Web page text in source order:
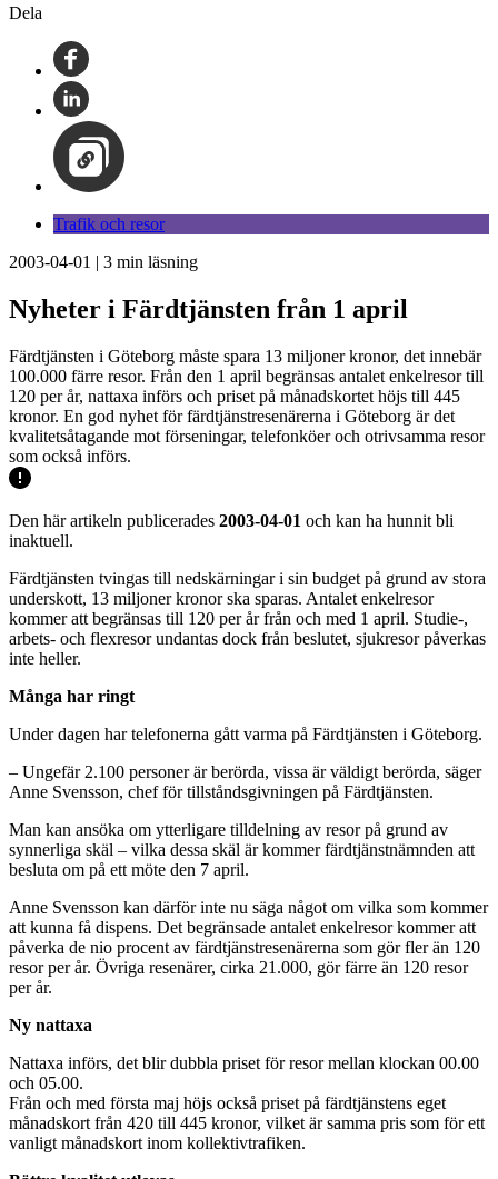
Dela
Trafik och resor
2003-04-01 | 3 min läsning
Nyheter i Färdtjänsten från 1 april
Färdtjänsten i Göteborg måste spara 13 miljoner kronor, det innebär
100.000 färre resor. Från den 1 april begränsas antalet enkelresor till
120 per år, nattaxa införs och priset på månadskortet höjs till 445
kronor. En god nyhet för färdtjänstresenärerna i Göteborg är det
kvalitetsåtagande mot förseningar, telefonköer och otrivsamma resor
som också införs.
Den här artikeln publicerades 2003-04-01 och kan ha hunnit bli
inaktuell.
Färdtjänsten tvingas till nedskärningar i sin budget på grund av stora
underskott, 13 miljoner kronor ska sparas. Antalet enkelresor
kommer att begränsas till 120 per år från och med 1 april. Studie-,
arbets- och flexresor undantas dock från beslutet, sjukresor påverkas
inte heller.
Många har ringt
Under dagen har telefonerna gått varma på Färdtjänsten i Göteborg.
– Ungefär 2.100 personer är berörda, vissa är väldigt berörda, säger
Anne Svensson, chef för tillståndsgivningen på Färdtjänsten.
Man kan ansöka om ytterligare tilldelning av resor på grund av
synnerliga skäl – vilka dessa skäl är kommer färdtjänstnämnden att
besluta om på ett möte den 7 april.
Anne Svensson kan därför inte nu säga något om vilka som kommer
att kunna få dispens. Det begränsade antalet enkelresor kommer att
påverka de nio procent av färdtjänstresenärerna som gör fler än 120
resor per år. Övriga resenärer, cirka 21.000, gör färre än 120 resor
per år.
Ny nattaxa
Nattaxa införs, det blir dubbla priset för resor mellan klockan 00.00
och 05.00.
Från och med första maj höjs också priset på färdtjänstens eget
månadskort från 420 till 445 kronor, vilket är samma pris som för ett
vanligt månadskort inom kollektivtrafiken.